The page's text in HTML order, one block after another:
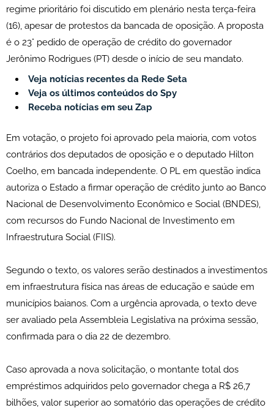
regime prioritário foi discutido em plenário nesta terça-feira
(16), apesar de protestos da bancada de oposição. A proposta
é o 23° pedido de operação de crédito do governador
Jerônimo Rodrigues (PT) desde o início de seu mandato.
Veja notícias recentes da Rede Seta
Veja os últimos conteúdos do Spy
Receba notícias em seu Zap
Em votação, o projeto foi aprovado pela maioria, com votos
contrários dos deputados de oposição e o deputado Hilton
Coelho, em bancada independente. O PL em questão indica
autoriza o Estado a firmar operação de crédito junto ao Banco
Nacional de Desenvolvimento Econômico e Social (BNDES),
com recursos do Fundo Nacional de Investimento em
Infraestrutura Social (FIIS).
Segundo o texto, os valores serão destinados a investimentos
em infraestrutura física nas áreas de educação e saúde em
municípios baianos. Com a urgência aprovada, o texto deve
ser avaliado pela Assembleia Legislativa na próxima sessão,
confirmada para o dia 22 de dezembro.
Caso aprovada a nova solicitação, o montante total dos
empréstimos adquiridos pelo governador chega a R$ 26,7
bilhões, valor superior ao somatório das operações de crédito